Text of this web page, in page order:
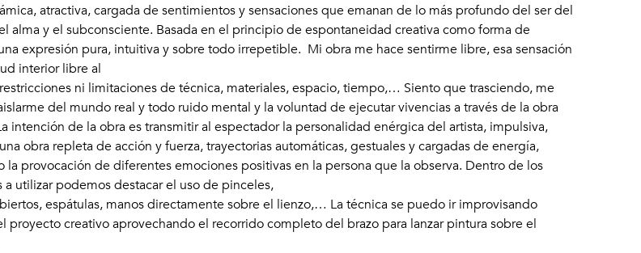
atractiva, cargada de sentimientos y sensaciones que emanan de lo más profundo del ser del
alma y el subconsciente. Basada en el principio de espontaneidad creativa como forma de
expresión pura, intuitiva y sobre todo irrepetible. Mi obra me hace sentirme libre, esa sensación
interior libre al
ni limitaciones de técnica, materiales, espacio, tiempo,… Siento que trasciendo, me
del mundo real y todo ruido mental y la voluntad de ejecutar vivencias a través de la obra
intención de la obra es transmitir al espectador la personalidad enérgica del artista, impulsiva,
obra repleta de acción y fuerza, trayectorias automáticas, gestuales y cargadas de energía,
la provocación de diferentes emociones positivas en la persona que la observa. Dentro de los
a utilizar podemos destacar el uso de pinceles,
espátulas, manos directamente sobre el lienzo,… La técnica se puedo ir improvisando
proyecto creativo aprovechando el recorrido completo del brazo para lanzar pintura sobre el